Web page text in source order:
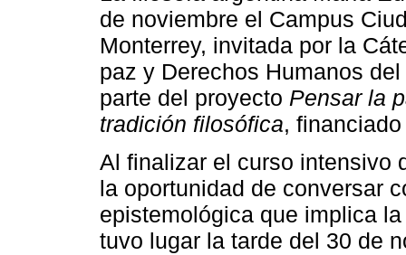
de noviembre el Campus
Monterrey, invitada por la
paz y Derechos Humanos
parte del proyecto Pensar la
tradición filosófica,
Al finalizar el curso intensivo
la oportunidad de conversar
epistemológica que implica
tuvo lugar la tarde del 30 de